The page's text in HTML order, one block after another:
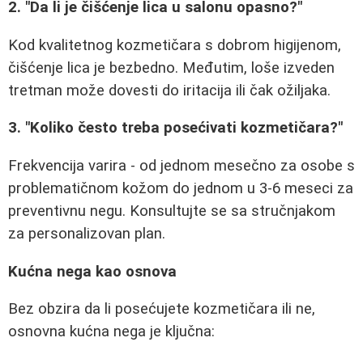
2. "Da li je čišćenje lica u salonu opasno?"
Kod kvalitetnog kozmetičara s dobrom higijenom,
čišćenje lica je bezbedno. Međutim, loše izveden
tretman može dovesti do iritacija ili čak ožiljaka.
3. "Koliko često treba posećivati kozmetičara?"
Frekvencija varira - od jednom mesečno za osobe s
problematičnom kožom do jednom u 3-6 meseci za
preventivnu negu. Konsultujte se sa stručnjakom
za personalizovan plan.
Kućna nega kao osnova
Bez obzira da li posećujete kozmetičara ili ne,
osnovna kućna nega je ključna: